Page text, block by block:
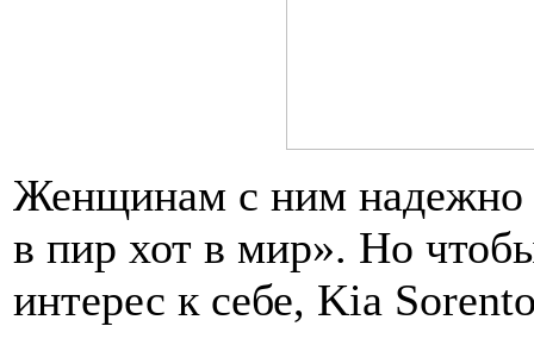
Женщинам с ним надежно
в пир хот в мир». Но
интерес к себе, Kia